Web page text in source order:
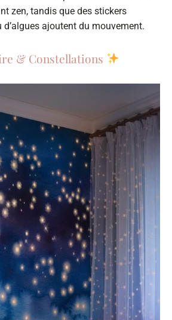
zen, tandis que des stickers
ajoutent du mouvement.
& Constellations